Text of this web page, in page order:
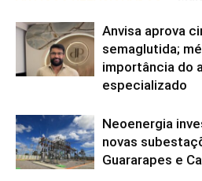
Anvisa aprova
semaglutida;
importância do
especializado
Neoenergia
novas
Guararapes e